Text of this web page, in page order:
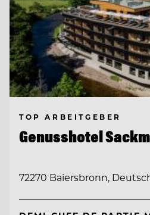
TOP ARBEITGEBER
Genusshotel
72270 Baiersbronn,